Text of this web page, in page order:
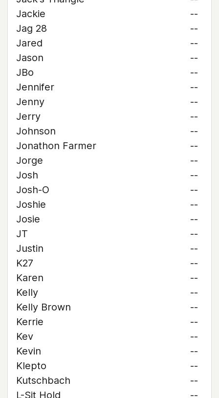
Jackie
--
Jag 28
--
Jared
--
Jason
--
JBo
--
Jennifer
--
Jenny
--
Jerry
--
Johnson
--
Jonathon Farmer
--
Jorge
--
Josh
--
Josh-O
--
Joshie
--
Josie
--
JT
--
Justin
--
K27
--
Karen
--
Kelly
--
Kelly Brown
--
Kerrie
--
Kev
--
Kevin
--
Klepto
--
Kutschbach
--
L-Sit Hold
--